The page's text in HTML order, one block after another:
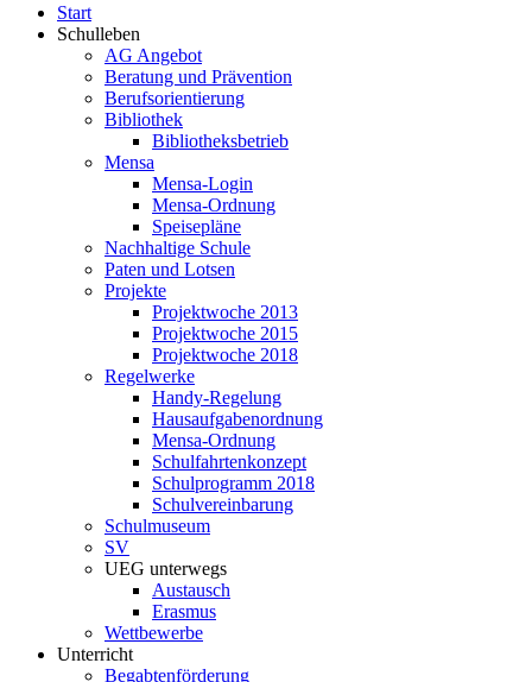
Start
Schulleben
AG Angebot
Beratung und Prävention
Berufsorientierung
Bibliothek
Bibliotheksbetrieb
Mensa
Mensa-Login
Mensa-Ordnung
Speisepläne
Nachhaltige Schule
Paten und Lotsen
Projekte
Projektwoche 2013
Projektwoche 2015
Projektwoche 2018
Regelwerke
Handy-Regelung
Hausaufgabenordnung
Mensa-Ordnung
Schulfahrtenkonzept
Schulprogramm 2018
Schulvereinbarung
Schulmuseum
SV
UEG unterwegs
Austausch
Erasmus
Wettbewerbe
Unterricht
Begabtenförderung